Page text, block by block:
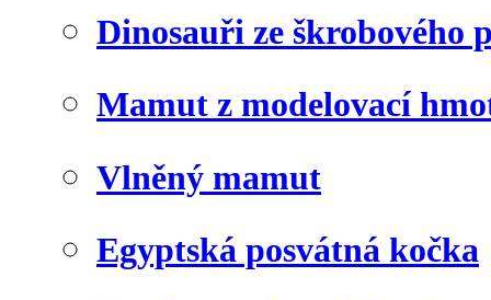
Dinosauři ze škrobového
Mamut z modelovací
Vlněný mamut
Egyptská posvátná kočka